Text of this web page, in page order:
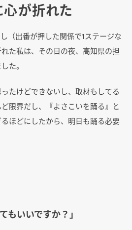
心が折れた
（出番が押した関係で1ステージな
た私は、その日の夜、高知県の担
た。
ったけどできないし、取材もしてる
限界だし、『よさこいを踊る』と
ほどにしたから、明日も踊る必要
もいいですか？」